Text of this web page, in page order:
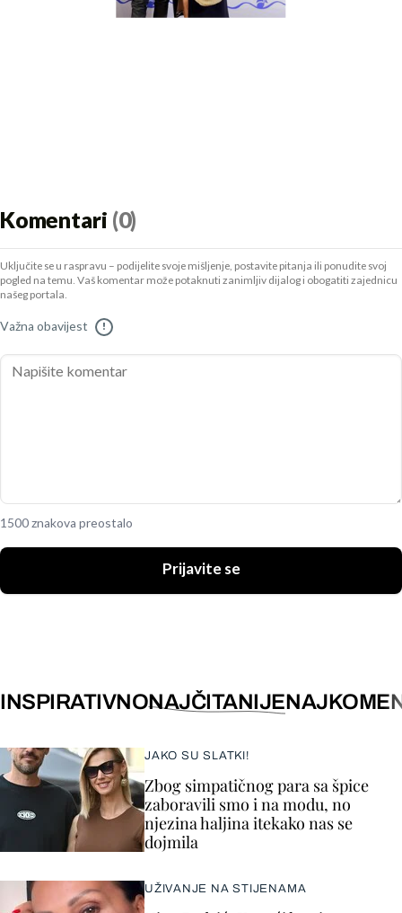
Komentari (0)
Uključite se u raspravu – podijelite svoje mišljenje, postavite pitanja ili ponudite svoj
pogled na temu. Vaš komentar može potaknuti zanimljiv dijalog i obogatiti zajednicu
našeg portala.
Važna obavijest !
1500 znakova preostalo
Prijavite se
INSPIRATIVNONAJČITANIJE
JAKO SU SLATKI!
Zbog simpatičnog para sa špice
zaboravili smo i na modu, no
njezina haljina itekako nas se
dojmila
UŽIVANJE NA STIJENAMA